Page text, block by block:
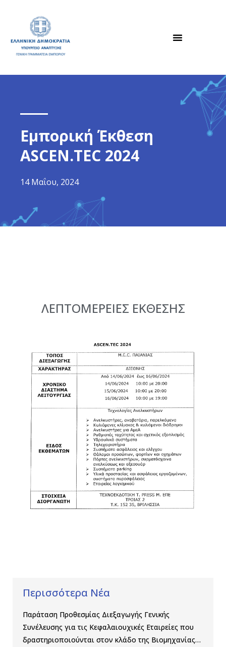
Εμπορική Έκθεση
ASCEN.TEC 2024
14 Μαΐου, 2024
ΛΕΠΤΟΜΕΡΕΙΕΣ ΕΚΘΕΣΗΣ
Περισσότερα Νέα
Παράταση Προθεσμίας Διεξαγωγής Γενικής
Συνέλευσης για τις Κεφαλαιουχικές Εταιρείες που
δραστηριοποιούνται στον κλάδο της Βιομηχανίας